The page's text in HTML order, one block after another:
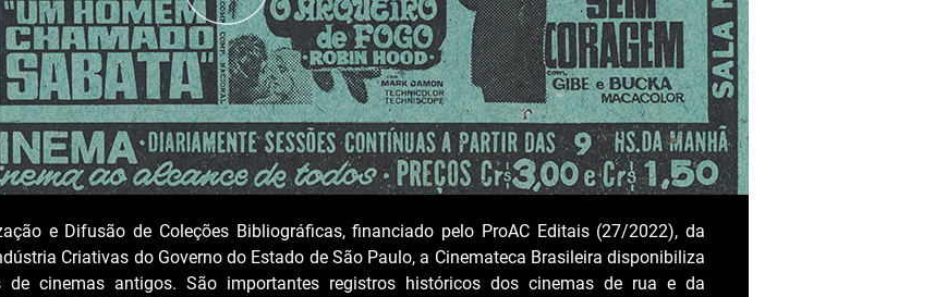
e Difusão de Coleções Bibliográficas, financiado pelo ProAC Editais (27/2022), da
Criativas do Governo do Estado de São Paulo, a Cinemateca Brasileira disponibiliza
cinemas antigos. São importantes registros históricos dos cinemas de rua e da